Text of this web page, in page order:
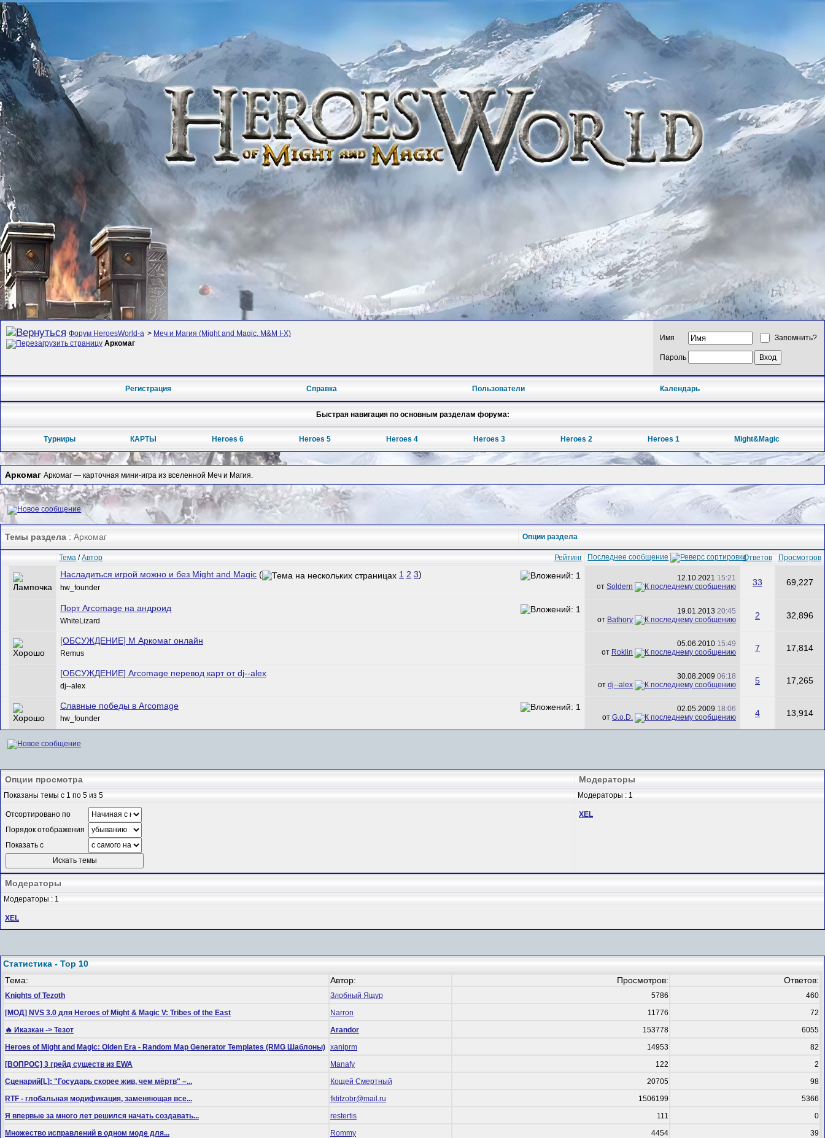
Форум HeroesWorld-а > Меч и Магия (Might and Magic, M&M I-X)
Аркомаг
Имя Запомнить?
Пароль
Регистрация Справка Пользователи Календарь
Быстрая навигация по основным разделам форума:
Турниры КАРТЫ Heroes 6 Heroes 5 Heroes 4 Heroes 3 Heroes 2 Heroes 1 Might&Magic
Аркомаг Аркомаг — карточная мини-игра из вселенной Меч и Магия.
Темы раздела : Аркомаг Опции раздела
Рейтинг
Тема /Автор Последнее сообщение Ответов Просмотров
Насладиться игрой можно и без Might and Magic ( 1 2 3)
hw_founder
12.10.2021 15:21
от Soldern 33 69,227
Порт Arcomage на андроид
WhiteLizard
19.01.2013 20:45
от Bathory 2 32,896
[ОБСУЖДЕНИЕ] М Аркомаг онлайн
Remus
05.06.2010 15:49
от Roklin 7 17,814
[ОБСУЖДЕНИЕ] Arcomage перевод карт от dj--alex
dj--alex
30.08.2009 06:18
от dj--alex 5 17,265
Славные победы в Arcomage
hw_founder
02.05.2009 18:06
от G.o.D. 4 13,914
Опции просмотра Модераторы
Показаны темы с 1 по 5 из 5 Модераторы : 1
Отсортировано по
Порядок отображения
Показать с
XEL
Модераторы
Модераторы : 1
XEL
Статистика - Top 10
Тема:
Автор: Просмотров: Ответов:
Knights of Tezoth Злобный Ящур 5786
460
[МОД] NVS 3.0 для Heroes of Might & Magic V: Tribes of the East
Narron 11776
72
🔥 Иказкан -> Тезот
Arandor 153778
6055
Heroes of Might and Magic: Olden Era - Random Map Generator Templates (RMG Шаблоны) xaniprm 14953
82
[ВОПРОС] 3 грейд существ из EWA
Manafy 122
2
Сценарий[L]: "Государь скорее жив, чем мёртв" –...
Кощей Смертный 20705
98
RTF - глобальная модификация, заменяющая все...
fktifzobr@mail.ru 1506199
5366
Я впервые за много лет решился начать создавать...
restertis 111
0
Множество исправлений в одном моде для...
Rommy 4454
39